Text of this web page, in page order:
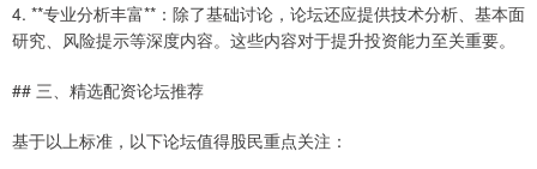
4. **专业分析丰富**：除了基础讨论，论坛还应提供技术分析、基本面
研究、风险提示等深度内容。这些内容对于提升投资能力至关重要。
## 三、精选配资论坛推荐
基于以上标准，以下论坛值得股民重点关注：